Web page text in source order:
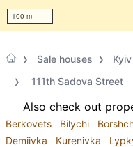
100 m
Sale houses Kyiv
111th Sadova Street
Also check out
Berkovets Bilychi
Demiivka
Kurenivka